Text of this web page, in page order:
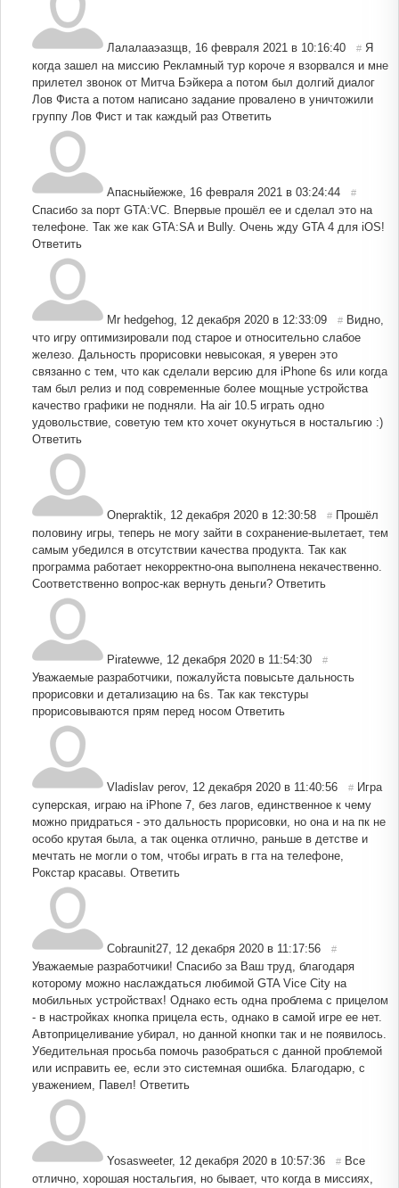
Лалалааэазщв, 16 февраля 2021 в 10:16:40 # Я
когда зашел на миссию Рекламный тур короче я взорвался и мне
прилетел звонок от Митча Бэйкера а потом был долгий диалог
Лов Фиста а потом написано задание провалено в уничтожили
группу Лов Фист и так каждый раз Ответить
Апасныйежже, 16 февраля 2021 в 03:24:44 #
Спасибо за порт GTA:VC. Впервые прошёл ее и сделал это на
телефоне. Так же как GTA:SA и Bully. Очень жду GTA 4 для iOS!
Ответить
Mr hedgehog, 12 декабря 2020 в 12:33:09 # Видно,
что игру оптимизировали под старое и относительно слабое
железо. Дальность прорисовки невысокая, я уверен это
связанно с тем, что как сделали версию для iPhone 6s или когда
там был релиз и под современные более мощные устройства
качество графики не подняли. На air 10.5 играть одно
удовольствие, советую тем кто хочет окунуться в ностальгию :)
Ответить
Onepraktik, 12 декабря 2020 в 12:30:58 # Прошёл
половину игры, теперь не могу зайти в сохранение-вылетает, тем
самым убедился в отсутствии качества продукта. Так как
программа работает некорректно-она выполнена некачественно.
Соответственно вопрос-как вернуть деньги? Ответить
Piratewwe, 12 декабря 2020 в 11:54:30 #
Уважаемые разработчики, пожалуйста повысьте дальность
прорисовки и детализацию на 6s. Так как текстуры
прорисовываются прям перед носом Ответить
Vladislav perov, 12 декабря 2020 в 11:40:56 # Игра
суперская, играю на iPhone 7, без лагов, единственное к чему
можно придраться - это дальность прорисовки, но она и на пк не
особо крутая была, а так оценка отлично, раньше в детстве и
мечтать не могли о том, чтобы играть в гта на телефоне,
Рокстар красавы. Ответить
Cobraunit27, 12 декабря 2020 в 11:17:56 #
Уважаемые разработчики! Спасибо за Ваш труд, благодаря
которому можно наслаждаться любимой GTA Vice City на
мобильных устройствах! Однако есть одна проблема с прицелом
- в настройках кнопка прицела есть, однако в самой игре ее нет.
Автоприцеливание убирал, но данной кнопки так и не появилось.
Убедительная просьба помочь разобраться с данной проблемой
или исправить ее, если это системная ошибка. Благодарю, с
уважением, Павел! Ответить
Yosasweeter, 12 декабря 2020 в 10:57:36 # Все
отлично, хорошая ностальгия, но бывает, что когда в миссиях,